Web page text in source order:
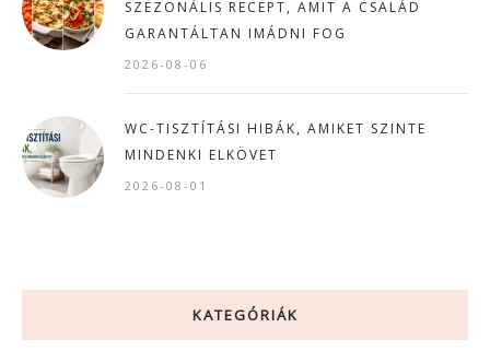
SZEZONÁLIS RECEPT, AMIT A CSALÁD
GARANTÁLTAN IMÁDNI FOG
2026-08-06
WC-TISZTÍTÁSI HIBÁK, AMIKET SZINTE
MINDENKI ELKÖVET
2026-08-01
KATEGÓRIÁK